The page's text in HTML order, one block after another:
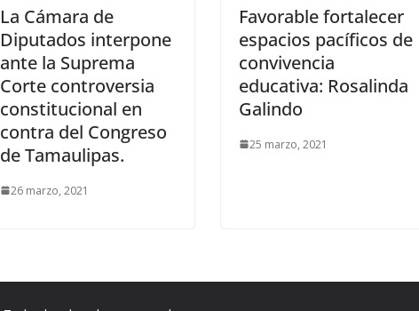
La Cámara de
Diputados interpone
ante la Suprema
Corte controversia
constitucional en
contra del Congreso
de Tamaulipas.
26 marzo, 2021
Favorable fortalecer
espacios pacíficos de
convivencia
educativa: Rosalinda
Galindo
25 marzo, 2021